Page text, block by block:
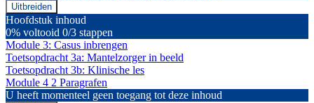
Uitbreiden
Module
3
Hoofdstuk inhoud
0% voltooid 0/3 stappen
Module 3: Casus inbrengen
Toetsopdracht 3a: Mantelzorger in beeld
Toetsopdracht 3b: Klinische les
Module 4 2 Paragrafen
U heeft momenteel geen toegang tot deze inhoud